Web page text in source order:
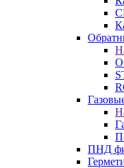
ПНД